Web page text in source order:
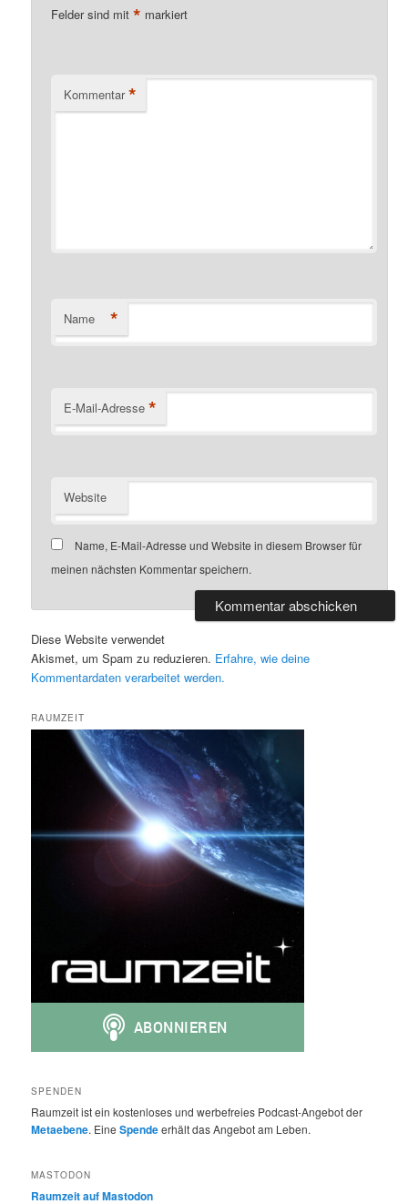
Felder sind mit* markiert
Kommentar *
Name *
E-Mail-Adresse *
Website
Name, E-Mail-Adresse und Website in diesem Browser für
meinen nächsten Kommentar speichern.
Diese Website verwendet
Akismet, um Spam zu reduzieren. Erfahre, wie deine
Kommentardaten verarbeitet werden.
RAUMZEIT
SPENDEN
Raumzeit ist ein kostenloses und werbefreies Podcast-Angebot der
Metaebene. EineSpendeerhält das Angebot am Leben.
MASTODON
Raumzeit auf Mastodon